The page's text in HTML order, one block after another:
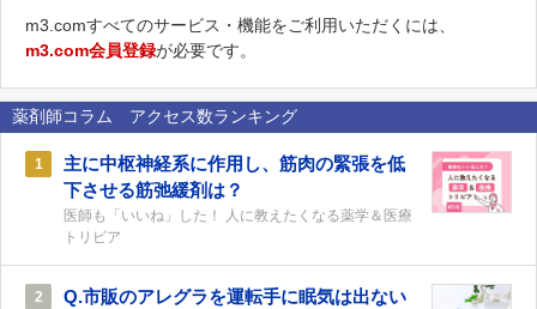
m3.comすべてのサービス・機能をご利用いただくには、
m3.com会員登録が必要です。
薬剤師コラム アクセス数ランキング
1
主に中枢神経系に作用し、筋肉の緊張を低
下させる筋弛緩剤は？
医師も「いいね」した！ 人に教えたくなる薬学＆医療
トリビア
2
Q.市販のアレグラを運転手に眠気は出ない